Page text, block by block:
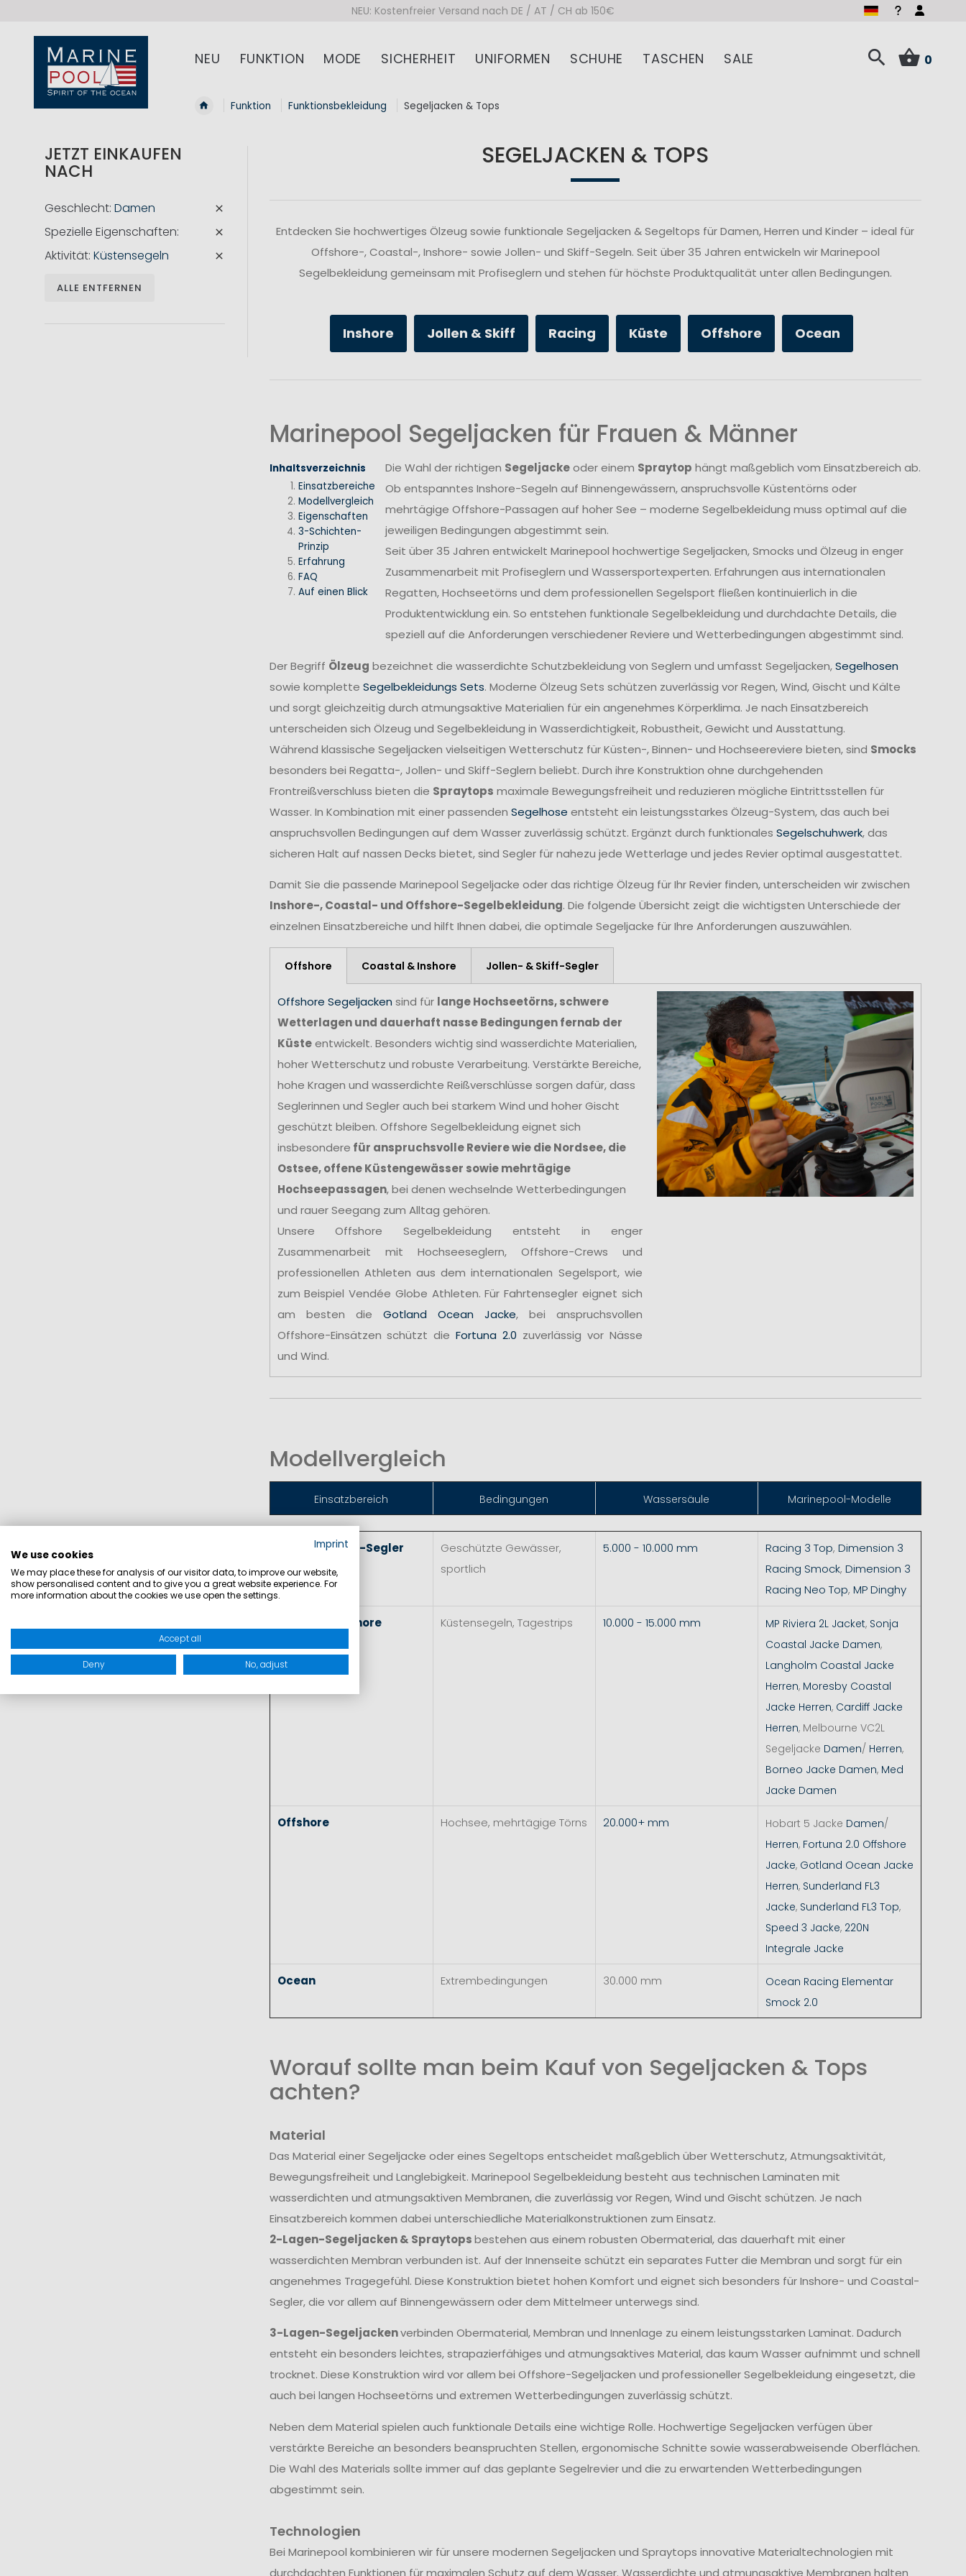
NEU: Kostenfreier Versand nach DE / AT / CH ab 150€
NEU FUNKTION MODE SICHERHEIT UNIFORMEN SCHUHE TASCHEN SALE 0
Funktion Funktionsbekleidung Segeljacken & Tops
SEGELJACKEN & TOPS
Entdecken Sie hochwertiges Ölzeug sowie funktionale Segeljacken & Segeltops für Damen, Herren und Kinder – ideal für
Offshore-, Coastal-, Inshore- sowie Jollen- und Skiff-Segeln. Seit über 35 Jahren entwickeln wir Marinepool
Segelbekleidung gemeinsam mit Profiseglern und stehen für höchste Produktqualität unter allen Bedingungen.
Inshore Jollen & Skiff Racing Küste Offshore Ocean
Marinepool Segeljacken für Frauen & Männer
Inhaltsverzeichnis
Einsatzbereiche
Modellvergleich
Eigenschaften
3-Schichten-
Prinzip
Erfahrung
FAQ
Auf einen Blick
Die Wahl der richtigen Segeljackeoder einem Spraytop hängt maßgeblich vom Einsatzbereich ab.
Ob entspanntes Inshore-Segeln auf Binnengewässern, anspruchsvolle Küstentörns oder
mehrtägige Offshore-Passagen auf hoher See – moderne Segelbekleidung muss optimal auf die
jeweiligen Bedingungen abgestimmt sein.
Seit über 35 Jahren entwickelt Marinepool hochwertige Segeljacken, Smocks und Ölzeug in enger
Zusammenarbeit mit Profiseglern und Wassersportexperten. Erfahrungen aus internationalen
Regatten, Hochseetörns und dem professionellen Segelsport fließen kontinuierlich in die
Produktentwicklung ein. So entstehen funktionale Segelbekleidung und durchdachte Details, die
speziell auf die Anforderungen verschiedener Reviere und Wetterbedingungen abgestimmt sind.
Der Begriff Ölzeug bezeichnet die wasserdichte Schutzbekleidung von Seglern und umfasst Segeljacken,Segelhosen
sowie komplette Segelbekleidungs Sets. Moderne Ölzeug Sets schützen zuverlässig vor Regen, Wind, Gischt und Kälte
und sorgt gleichzeitig durch atmungsaktive Materialien für ein angenehmes Körperklima. Je nach Einsatzbereich
unterscheiden sich Ölzeug und Segelbekleidung in Wasserdichtigkeit, Robustheit, Gewicht und Ausstattung.
Während klassische Segeljacken vielseitigen Wetterschutz für Küsten-, Binnen- und Hochseereviere bieten, sind Smocks
besonders bei Regatta-, Jollen- und Skiff-Seglern beliebt. Durch ihre Konstruktion ohne durchgehenden
Frontreißverschluss bieten die Spraytops maximale Bewegungsfreiheit und reduzieren mögliche Eintrittsstellen für
Wasser. In Kombination mit einer passenden Segelhose entsteht ein leistungsstarkes Ölzeug-System, das auch bei
anspruchsvollen Bedingungen auf dem Wasser zuverlässig schützt. Ergänzt durch funktionales Segelschuhwerk, das
sicheren Halt auf nassen Decks bietet, sind Segler für nahezu jede Wetterlage und jedes Revier optimal ausgestattet.
Damit Sie die passende Marinepool Segeljacke oder das richtige Ölzeug für Ihr Revier finden, unterscheiden wir zwischen
Inshore-, Coastal- und Offshore-Segelbekleidung. Die folgende Übersicht zeigt die wichtigsten Unterschiede der
einzelnen Einsatzbereiche und hilft Ihnen dabei, die optimale Segeljacke für Ihre Anforderungen auszuwählen.
Offshore Coastal & Inshore Jollen- & Skiff-Segler
Offshore Segeljacken sind für lange Hochseetörns, schwere
Wetterlagen und dauerhaft nasse Bedingungen fernab der
Küsteentwickelt. Besonders wichtig sind wasserdichte Materialien,
hoher Wetterschutz und robuste Verarbeitung. Verstärkte Bereiche,
hohe Kragen und wasserdichte Reißverschlüsse sorgen dafür, dass
Seglerinnen und Segler auch bei starkem Wind und hoher Gischt
geschützt bleiben. Offshore Segelbekleidung eignet sich
insbesondere für anspruchsvolle Reviere wie die Nordsee, die
Ostsee, offene Küstengewässer sowie mehrtägige
Hochseepassagen, bei denen wechselnde Wetterbedingungen
und rauer Seegang zum Alltag gehören.
Unsere Offshore Segelbekleidung entsteht in enger
Zusammenarbeit mit Hochseeseglern, Offshore-Crews und
professionellen Athleten aus dem internationalen Segelsport, wie
zum Beispiel Vendée Globe Athleten. Für Fahrtensegler eignet sich
am besten die Gotland Ocean Jacke, bei anspruchsvollen
Offshore-Einsätzen schützt dieFortuna 2.0 zuverlässig vor Nässe
und Wind.
Modellvergleich
Einsatzbereich Bedingungen Wassersäule Marinepool-Modelle
Jollen- & Skiff-Segler
Geschützte Gewässer,
sportlich
5.000 - 10.000 mm Racing 3 Top, Dimension 3
Racing Smock, Dimension 3
Racing Neo Top, MP Dinghy
Inshore Küstensegeln, Tagestrips 10.000 - 15.000 mm MP Riviera 2L Jacket, Sonja
Coastal Jacke Damen,
Langholm Coastal Jacke
Herren, Moresby Coastal
Jacke Herren, Cardiff Jacke
Herren, Melbourne VC2L
Segeljacke Damen/ Herren,
Borneo Jacke Damen, Med
Jacke Damen
Offshore Hochsee, mehrtägige Törns 20.000+ mm Hobart 5 Jacke Damen/
Herren, Fortuna 2.0 Offshore
Jacke, Gotland Ocean Jacke
Herren, Sunderland FL3
Jacke, Sunderland FL3 Top,
Speed 3 Jacke, 220N
Integrale Jacke
Ocean Extrembedingungen 30.000 mm
Ocean Racing Elementar
Smock 2.0
Worauf sollte man beim Kauf von Segeljacken & Tops
achten?
Material
Das Material einer Segeljacke oder eines Segeltops entscheidet maßgeblich über Wetterschutz, Atmungsaktivität,
Bewegungsfreiheit und Langlebigkeit. Marinepool Segelbekleidung besteht aus technischen Laminaten mit
wasserdichten und atmungsaktiven Membranen, die zuverlässig vor Regen, Wind und Gischt schützen. Je nach
Einsatzbereich kommen dabei unterschiedliche Materialkonstruktionen zum Einsatz.
2-Lagen-Segeljacken & Spraytopsbestehen aus einem robusten Obermaterial, das dauerhaft mit einer
wasserdichten Membran verbunden ist. Auf der Innenseite schützt ein separates Futter die Membran und sorgt für ein
angenehmes Tragegefühl. Diese Konstruktion bietet hohen Komfort und eignet sich besonders für Inshore- und Coastal-
Segler, die vor allem auf Binnengewässern oder dem Mittelmeer unterwegs sind.
3-Lagen-Segeljackenverbinden Obermaterial, Membran und Innenlage zu einem leistungsstarken Laminat. Dadurch
entsteht ein besonders leichtes, strapazierfähiges und atmungsaktives Material, das kaum Wasser aufnimmt und schnell
trocknet. Diese Konstruktion wird vor allem bei Offshore-Segeljacken und professioneller Segelbekleidung eingesetzt, die
auch bei langen Hochseetörns und extremen Wetterbedingungen zuverlässig schützt.
Neben dem Material spielen auch funktionale Details eine wichtige Rolle. Hochwertige Segeljacken verfügen über
verstärkte Bereiche an besonders beanspruchten Stellen, ergonomische Schnitte sowie wasserabweisende Oberflächen.
Die Wahl des Materials sollte immer auf das geplante Segelrevier und die zu erwartenden Wetterbedingungen
abgestimmt sein.
Technologien
Bei Marinepool kombinieren wir für unsere modernen Segeljacken und Spraytops innovative Materialtechnologien mit
durchdachten Funktionen für maximalen Schutz auf dem Wasser. Wasserdichte und atmungsaktive Membranen halten
JETZT EINKAUFEN
NACH
Geschlecht Damen
Spezielle Eigenschaften
Aktivität Küstensegeln
ALLE ENTFERNEN
Imprint
We use cookies
We may place these for analysis of our visitor data, to improve our website,
show personalised content and to give you a great website experience. For
more information about the cookies we use open the settings.
Accept all
Deny No, adjust